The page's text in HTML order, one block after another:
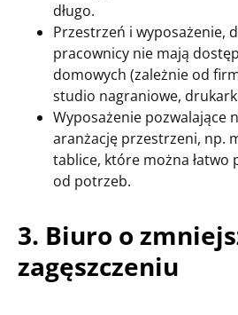
długo.
Przestrzeń i wyposażenie,
pracownicy nie mają
domowych (zależnie od
studio nagraniowe,
Wyposażenie pozwalające
aranżację przestrzeni, np.
tablice, które można łatwo
od potrzeb.
3. Biuro o
zagęszczeniu